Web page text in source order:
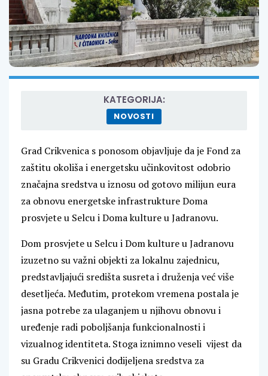
KATEGORIJA:
NOVOSTI
Grad Crikvenica s ponosom objavljuje da je Fond za
zaštitu okoliša i energetsku učinkovitost odobrio
značajna sredstva u iznosu od gotovo milijun eura
za obnovu energetske infrastrukture Doma
prosvjete u Selcu i Doma kulture u Jadranovu.
Dom prosvjete u Selcu i Dom kulture u Jadranovu
izuzetno su važni objekti za lokalnu zajednicu,
predstavljajući središta susreta i druženja već više
desetljeća. Međutim, protekom vremena postala je
jasna potrebe za ulaganjem u njihovu obnovu i
uređenje radi poboljšanja funkcionalnosti i
vizualnog identiteta. Stoga iznimno veseli vijest da
su Gradu Crikvenici dodijeljena sredstva za